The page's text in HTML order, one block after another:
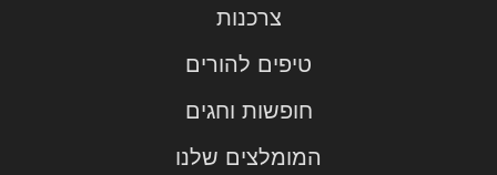
צרכנות
טיפים להורים
חופשות וחגים
המומלצים שלנו